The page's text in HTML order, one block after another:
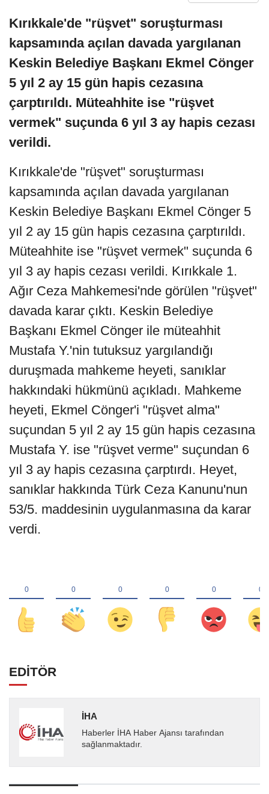
Kırıkkale'de "rüşvet" soruşturması
kapsamında açılan davada yargılanan
Keskin Belediye Başkanı Ekmel Cönger
5 yıl 2 ay 15 gün hapis cezasına
çarptırıldı. Müteahhite ise "rüşvet
vermek" suçunda 6 yıl 3 ay hapis cezası
verildi.
Kırıkkale'de "rüşvet" soruşturması
kapsamında açılan davada yargılanan
Keskin Belediye Başkanı Ekmel Cönger 5
yıl 2 ay 15 gün hapis cezasına çarptırıldı.
Müteahhite ise "rüşvet vermek" suçunda 6
yıl 3 ay hapis cezası verildi. Kırıkkale 1.
Ağır Ceza Mahkemesi'nde görülen "rüşvet"
davada karar çıktı. Keskin Belediye
Başkanı Ekmel Cönger ile müteahhit
Mustafa Y.'nin tutuksuz yargılandığı
duruşmada mahkeme heyeti, sanıklar
hakkındaki hükmünü açıkladı. Mahkeme
heyeti, Ekmel Cönger'i "rüşvet alma"
suçundan 5 yıl 2 ay 15 gün hapis cezasına
Mustafa Y. ise "rüşvet verme" suçundan 6
yıl 3 ay hapis cezasına çarptırdı. Heyet,
sanıklar hakkında Türk Ceza Kanunu'nun
53/5. maddesinin uygulanmasına da karar
verdi.
EDİTÖR
İHA
Haberler İHA Haber Ajansı tarafından
sağlanmaktadır.